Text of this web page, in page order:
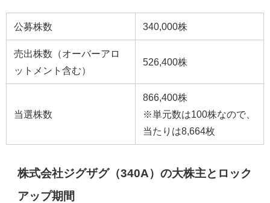
公募株数 340,000株
売出株数（オーバーアロ
ットメント含む）
526,400株
当選株数
866,400株
※単元数は100株なので、
当たりは8,664枚
株式会社ジグザグ（340A）の大株主とロック
アップ期間